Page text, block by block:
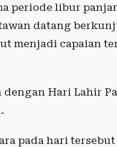
periode libur
datang
menjadi capaian
Hari Lahir
pada hari